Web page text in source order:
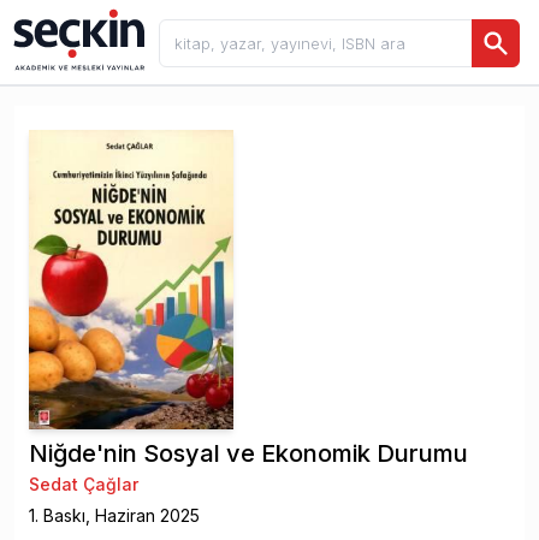
Niğde'nin Sosyal ve Ekonomik Durumu
Sedat Çağlar
1. Baskı, Haziran 2025